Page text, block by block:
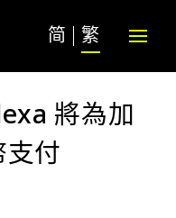
简 繁
將為加
付